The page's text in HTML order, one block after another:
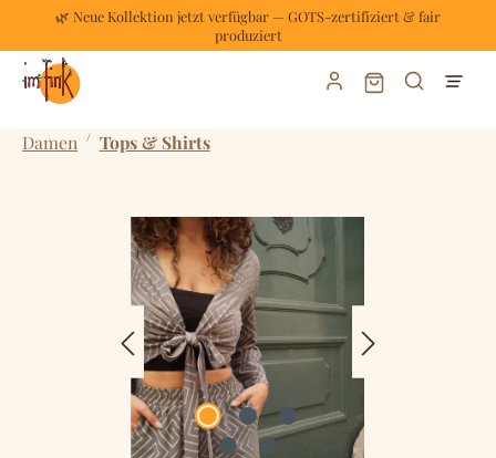
Zum Hauptinhalt springen
🌿 Neue Kollektion jetzt verfügbar — GOTS-zertifiziert & fair
produziert
Warenkorb
Damen / Tops & Shirts
Bildergalerie überspringen